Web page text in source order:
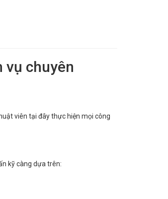
vụ chuyên
viên tại đây thực hiện mọi công
kỹ càng dựa trên: